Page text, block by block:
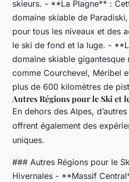
skieurs. - **La Plagne** :
domaine skiable de
pour tous les niveaux et des
le ski de fond et la luge. -
domaine skiable gigantesque
comme Courchevel, Méribel
plus de 600 kilomètres de
Autres Régions pour le Ski et
En dehors des Alpes,
offrent également des
uniques.
### Autres Régions pour le
Hivernales - **Massif